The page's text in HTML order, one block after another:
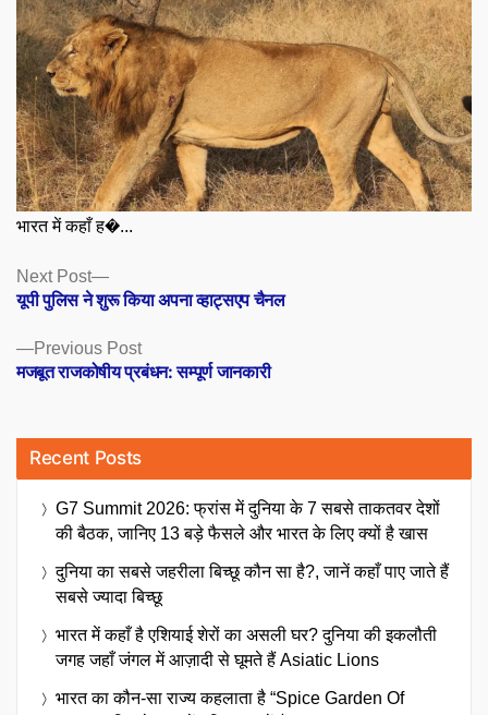
भारत में कहाँ ह�...
Posts
navigation
Previous PostPrevious
post:
मजबूत राजकोषीय प्रबंधन: सम्पूर्ण जानकारी
Next Post
Next
post:
यूपी पुलिस ने शुरू किया अपना व्हाट्सएप चैनल
Recent Posts
G7 Summit 2026: फ्रांस में दुनिया के 7 सबसे ताकतवर देशों
की बैठक, जानिए 13 बड़े फैसले और भारत के लिए क्यों है खास
दुनिया का सबसे जहरीला बिच्छू कौन सा है?, जानें कहाँ पाए जाते हैं
सबसे ज्यादा बिच्छू
भारत में कहाँ है एशियाई शेरों का असली घर? दुनिया की इकलौती
जगह जहाँ जंगल में आज़ादी से घूमते हैं Asiatic Lions
भारत का कौन-सा राज्य कहलाता है “Spice Garden Of